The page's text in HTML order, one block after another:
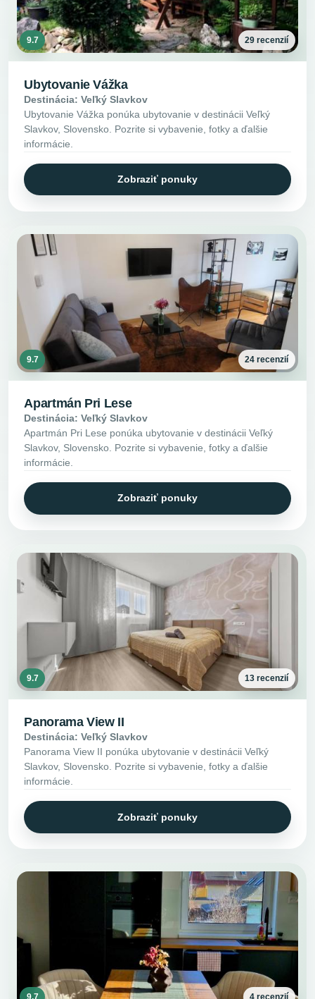
9.7 29 recenzií
Ubytovanie Vážka
Destinácia: Veľký Slavkov
Ubytovanie Vážka ponúka ubytovanie v destinácii Veľký
Slavkov, Slovensko. Pozrite si vybavenie, fotky a ďalšie
informácie.
Zobraziť ponuky
9.7 24 recenzií
Apartmán Pri Lese
Destinácia: Veľký Slavkov
Apartmán Pri Lese ponúka ubytovanie v destinácii Veľký
Slavkov, Slovensko. Pozrite si vybavenie, fotky a ďalšie
informácie.
Zobraziť ponuky
9.7 13 recenzií
Panorama View II
Destinácia: Veľký Slavkov
Panorama View II ponúka ubytovanie v destinácii Veľký
Slavkov, Slovensko. Pozrite si vybavenie, fotky a ďalšie
informácie.
Zobraziť ponuky